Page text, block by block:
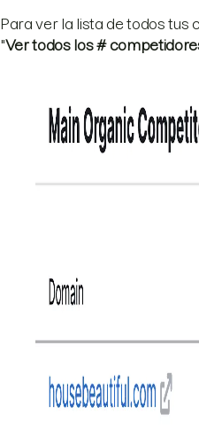
Para ver la lista de todos tus
"Ver todos los #